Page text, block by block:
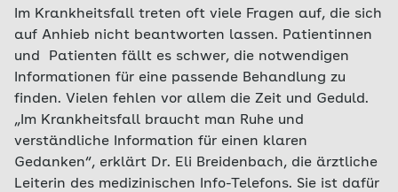
Im Krankheitsfall treten oft viele Fragen auf, die sich
auf Anhieb nicht beantworten lassen. Patientinnen
und Patienten fällt es schwer, die notwendigen
Informationen für eine passende Behandlung zu
finden. Vielen fehlen vor allem die Zeit und Geduld.
„Im Krankheitsfall braucht man Ruhe und
verständliche Information für einen klaren
Gedanken“, erklärt Dr. Eli Breidenbach, die ärztliche
Leiterin des medizinischen Info-Telefons. Sie ist dafür